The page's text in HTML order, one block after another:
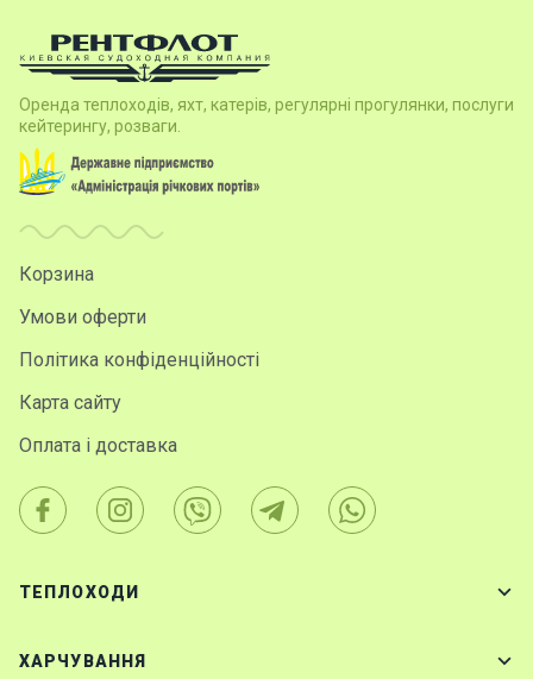
Оренда теплоходів, яхт, катерів, регулярні прогулянки, послуги
кейтерингу, розваги.
Корзина
Умови оферти
Політика конфіденційності
Карта сайту
Оплата і доставка
ТЕПЛОХОДИ
ХАРЧУВАННЯ